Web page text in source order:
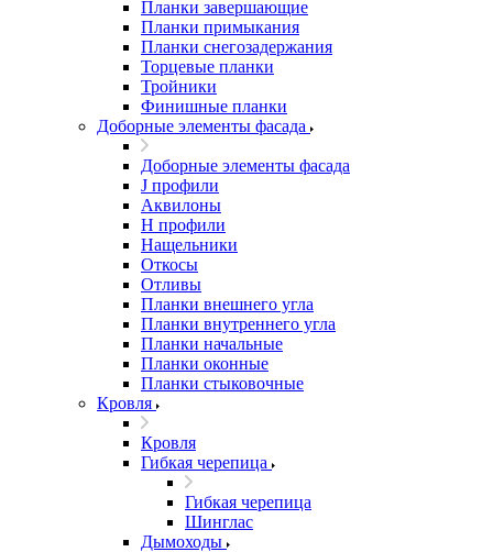
Планки завершающие
Планки примыкания
Планки снегозадержания
Торцевые планки
Тройники
Финишные планки
Доборные элементы фасада
Доборные элементы фасада
J профили
Аквилоны
Н профили
Нащельники
Откосы
Отливы
Планки внешнего угла
Планки внутреннего угла
Планки начальные
Планки оконные
Планки стыковочные
Кровля
Кровля
Гибкая черепица
Гибкая черепица
Шинглас
Дымоходы